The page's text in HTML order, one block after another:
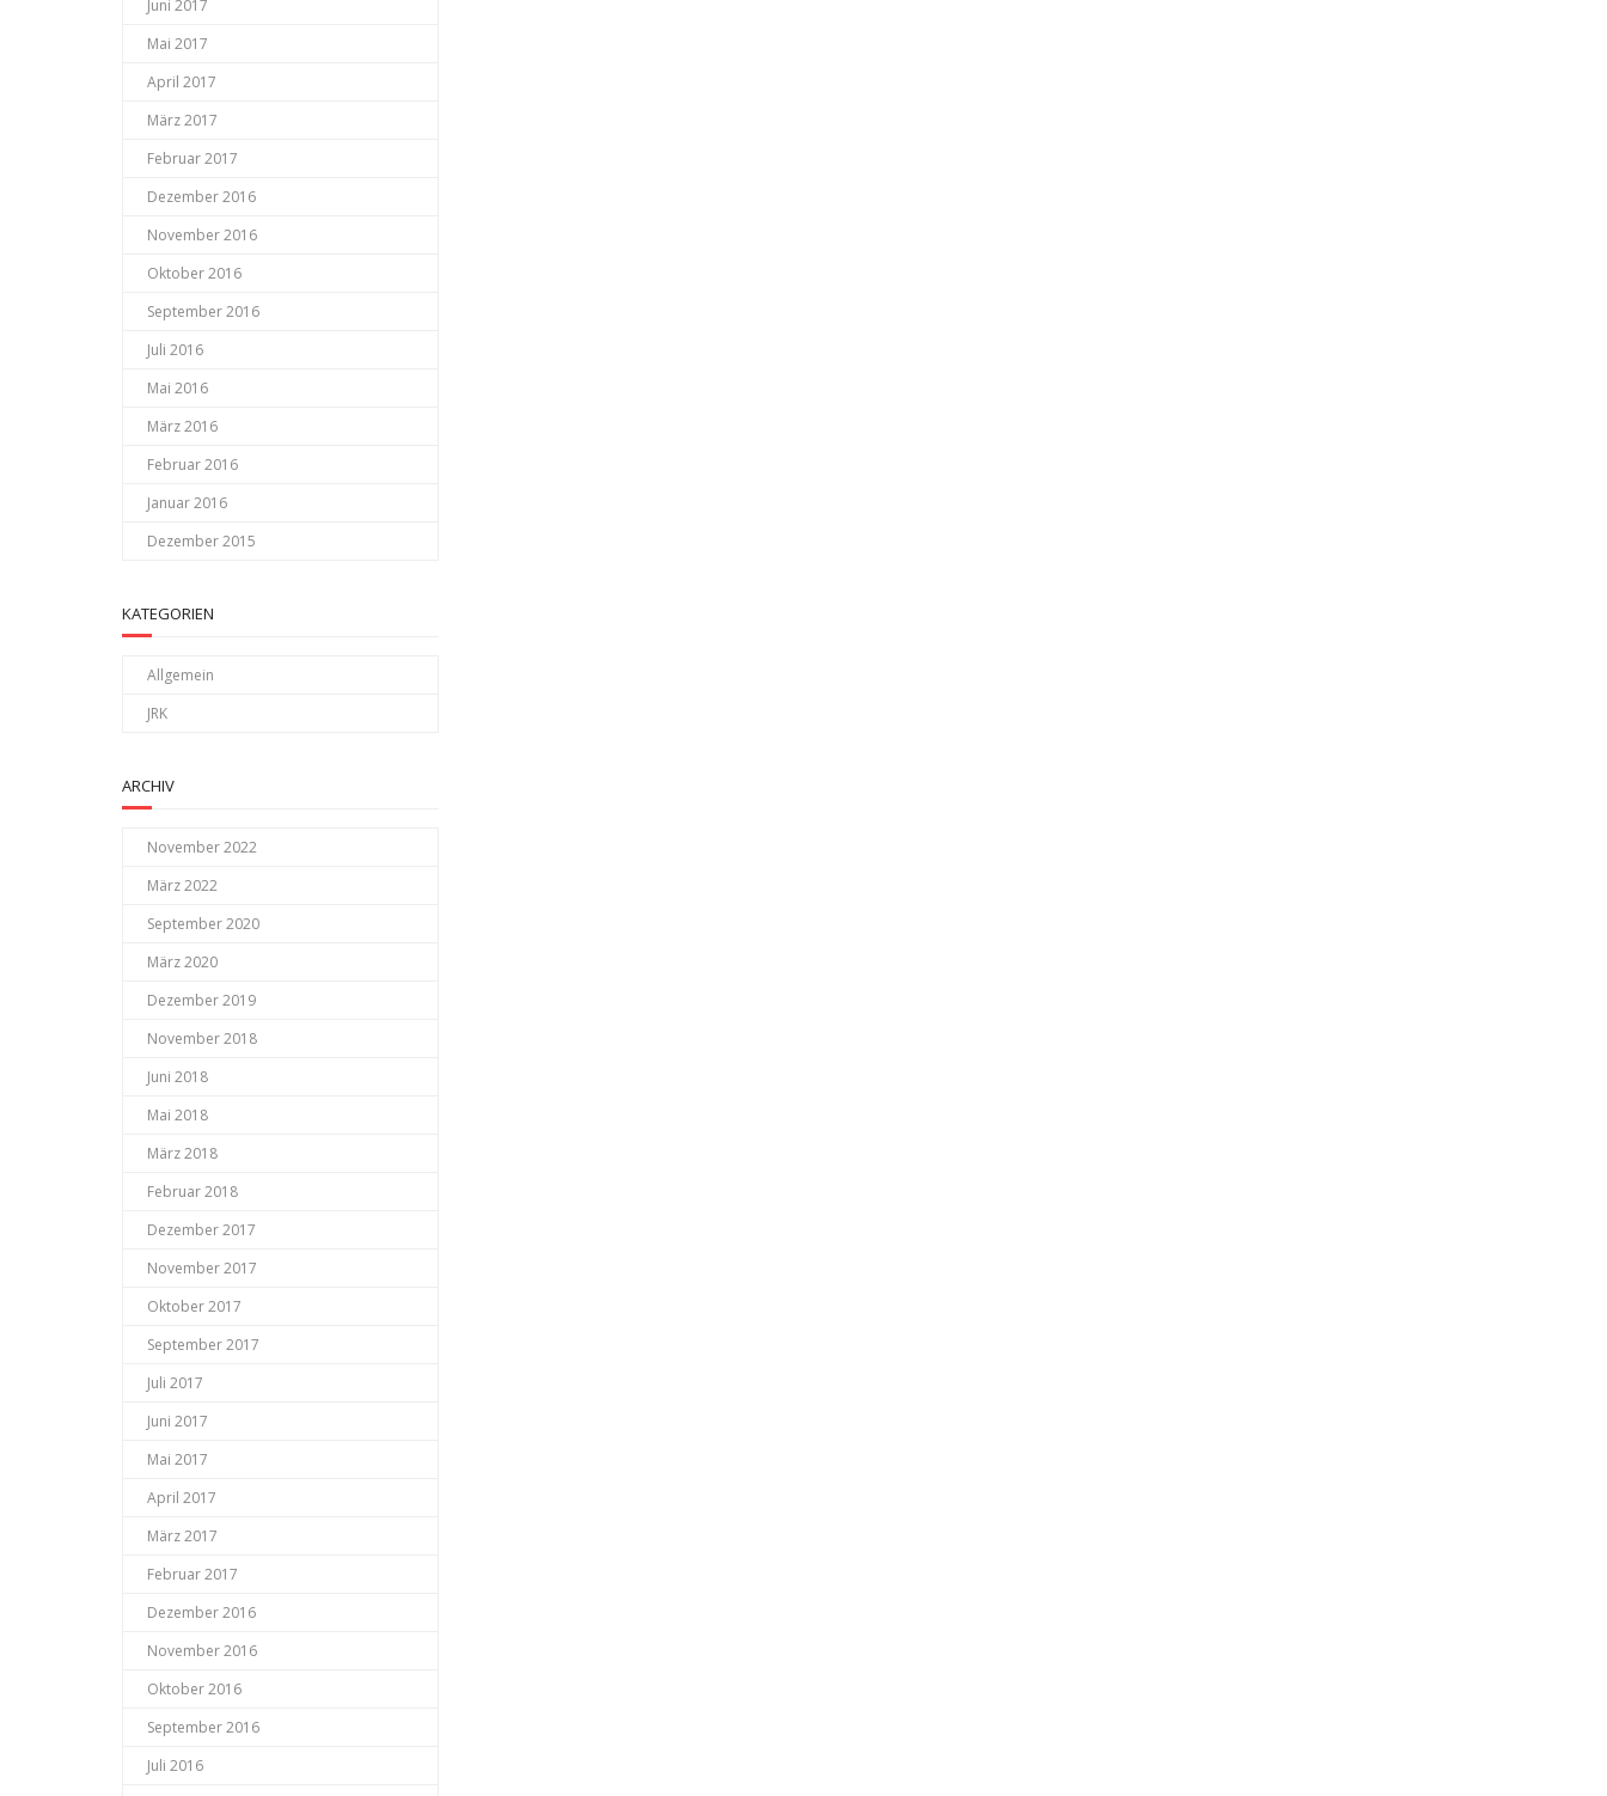
Juni 2017
Mai 2017
April 2017
März 2017
Februar 2017
Dezember 2016
November 2016
Oktober 2016
September 2016
Juli 2016
Mai 2016
März 2016
Februar 2016
Januar 2016
Dezember 2015
KATEGORIEN
Allgemein
JRK
ARCHIV
November 2022
März 2022
September 2020
März 2020
Dezember 2019
November 2018
Juni 2018
Mai 2018
März 2018
Februar 2018
Dezember 2017
November 2017
Oktober 2017
September 2017
Juli 2017
Juni 2017
Mai 2017
April 2017
März 2017
Februar 2017
Dezember 2016
November 2016
Oktober 2016
September 2016
Juli 2016